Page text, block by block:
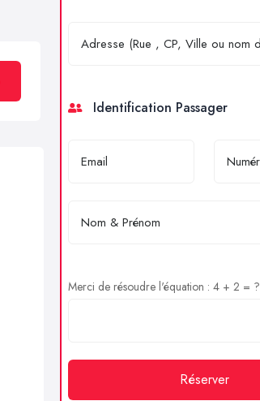
Identification Passager
Merci de résoudre l'équation : 4 + 2 = ?
Réserver